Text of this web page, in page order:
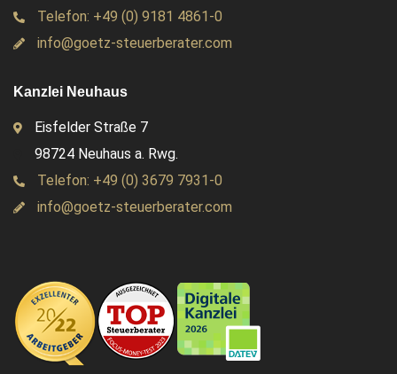
Telefon: +49 (0) 9181 4861-0
info@goetz-steuerberater.com
Kanzlei Neuhaus
Eisfelder Straße 7
98724 Neuhaus a. Rwg.
Telefon: +49 (0) 3679 7931-0
info@goetz-steuerberater.com